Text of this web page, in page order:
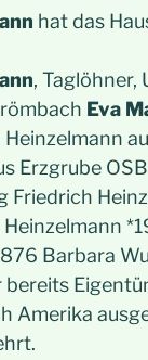
hat das
, Taglöhner,
Eva
Erzgrube
Friedrich
Barbara
Amerika